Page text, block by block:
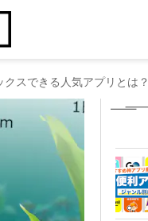
スできる人気アプリとは？